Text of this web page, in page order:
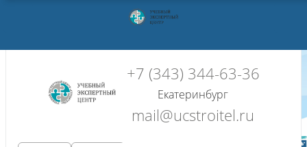
+7 (343) 344-63-36
Екатеринбург
mail@ucstroitel.ru